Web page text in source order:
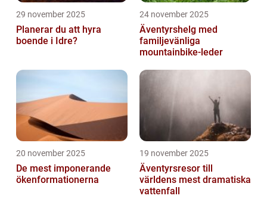
29 november 2025
Planerar du att hyra
boende i Idre?
24 november 2025
Äventyrshelg med
familjevänliga
mountainbike-leder
20 november 2025
De mest imponerande
ökenformationerna
19 november 2025
Äventyrsresor till
världens mest dramatiska
vattenfall